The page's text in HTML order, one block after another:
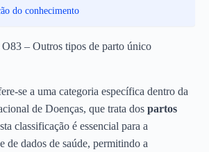
do conhecimento
– Outros tipos de parto único
se a uma categoria específica dentro da
de Doenças, que trata dos partos
classificação é essencial para a
de dados de saúde, permitindo a